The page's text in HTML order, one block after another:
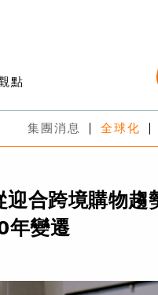
點
集團消息 全球化
迎合跨境購物
年變遷